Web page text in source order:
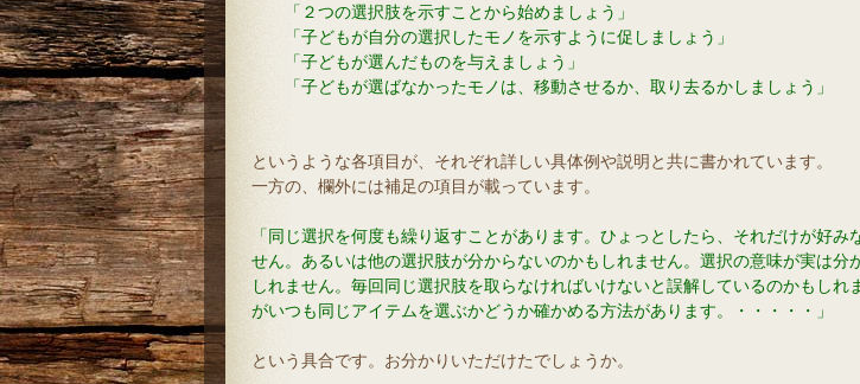
「２つの選択肢を示すことから始めましょう」
「子どもが自分の選択したモノを示すように促しましょう」
「子どもが選んだものを与えましょう」
「子どもが選ばなかったモノは、移動させるか、取り去るかしましょう」
というような各項目が、それぞれ詳しい具体例や説明と共に書かれています。
一方の、欄外には補足の項目が載っています。
「同じ選択を何度も繰り返すことがあります。ひょっとしたら、それだけが好み
せん。あるいは他の選択肢が分からないのかもしれません。選択の意味が実は分
しれません。毎回同じ選択肢を取らなければいけないと誤解しているのかもしれ
がいつも同じアイテムを選ぶかどうか確かめる方法があります。・・・・・」
という具合です。お分かりいただけたでしょうか。